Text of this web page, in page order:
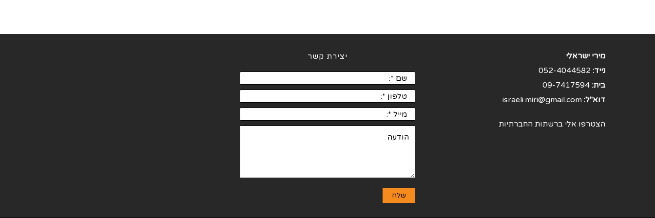
מירי ישראלי
נייד: 052-4044582
בית: 09-7417594
דוא"ל: israeli.miri@gmail.com
הצטרפו אלי ברשתות החברתיות
יצירת קשר